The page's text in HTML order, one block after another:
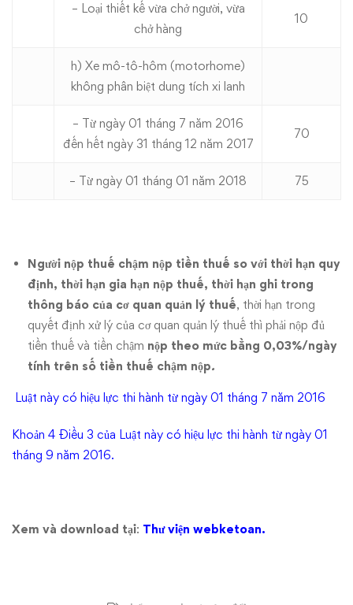
– Loại thiết kế vừa chở người, vừa
chở hàng
10
h) Xe mô-tô-hôm (motorhome)
không phân biệt dung tích xi lanh
– Từ ngày 01 tháng 7 năm 2016
đến hết ngày 31 tháng 12 năm 2017
70
– Từ ngày 01 tháng 01 năm 2018 75
Người nộp thuế chậm nộp tiền thuế so với thời hạn quy
định, thời hạn gia hạn nộp thuế, thời hạn ghi trong
thông báo của cơ quan quản lý thuế, thời hạn trong
quyết định xử lý của cơ quan quản lý thuế thì phải nộp đủ
tiền thuế và tiền chậm nộp theo mức bằng 0,03%/ngày
tính trên số tiền thuế chậm nộp.
Luật này có hiệu lực thi hành từ ngày 01 tháng 7 năm 2016
Khoản 4 Điều 3 của Luật này có hiệu lực thi hành từ ngày 01
tháng 9 năm 2016.
Xem và download tại: Thư viện webketoan.